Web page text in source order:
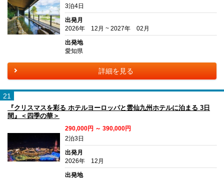
3泊4日
出発月
2026年 12月 ~ 2027年 02月
出発地
愛知県
詳細を見る
21
『クリスマスを彩る ホテルヨーロッパと雲仙九州ホテルに泊まる 3日
間』＜四季の華＞
290,000円 ～ 390,000円
2泊3日
出発月
2026年 12月
出発地